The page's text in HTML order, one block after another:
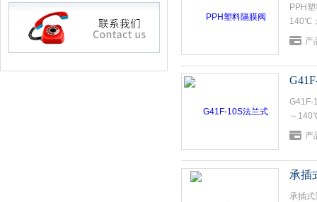
PPH
140℃
产
G41F-
～
门。
产
承插
承插式